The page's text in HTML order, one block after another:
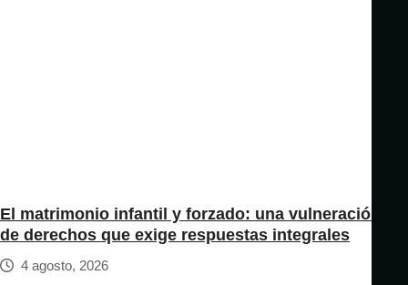
El matrimonio infantil y forzado: una vulneración
de derechos que exige respuestas integrales
4 agosto, 2026